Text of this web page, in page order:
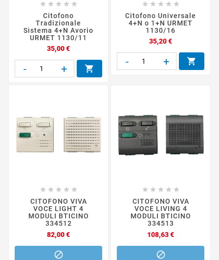
    
Citofono
Tradizionale
Sistema 4+N Avorio
URMET 1130/11
35,00 €Prezzo
- + 
    
Citofono Universale
4+N o 1+N URMET
1130/16
35,20 €Prezzo
- + 
    
CITOFONO VIVA
VOCE LIGHT 4
MODULI BTICINO
334512
82,00 €Prezzo

    
CITOFONO VIVA
VOCE LIVING 4
MODULI BTICINO
334513
108,63 €Prezzo
